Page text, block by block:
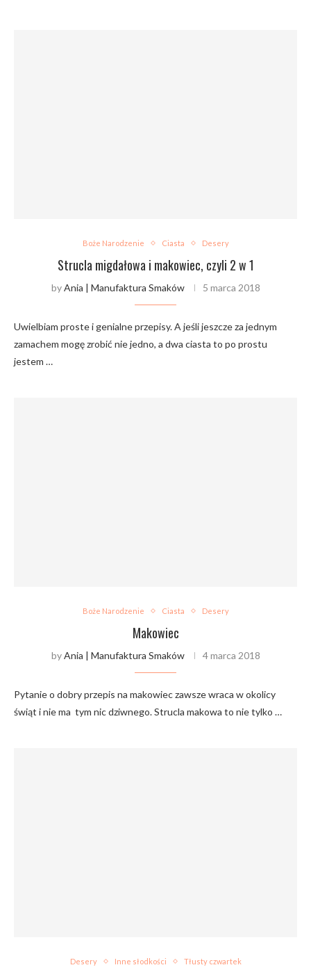
Boże Narodzenie Ciasta Desery
Strucla migdałowa i makowiec, czyli 2 w 1
byAnia | Manufaktura Smaków 5 marca 2018
Uwielbiam proste i genialne przepisy. A jeśli jeszcze za jednym
zamachem mogę zrobić nie jedno, a dwa ciasta to po prostu
jestem …
Boże Narodzenie Ciasta Desery
Makowiec
byAnia | Manufaktura Smaków 4 marca 2018
Pytanie o dobry przepis na makowiec zawsze wraca w okolicy
świąt i nie ma tym nic dziwnego. Strucla makowa to nie tylko …
Desery Inne słodkości Tłusty czwartek